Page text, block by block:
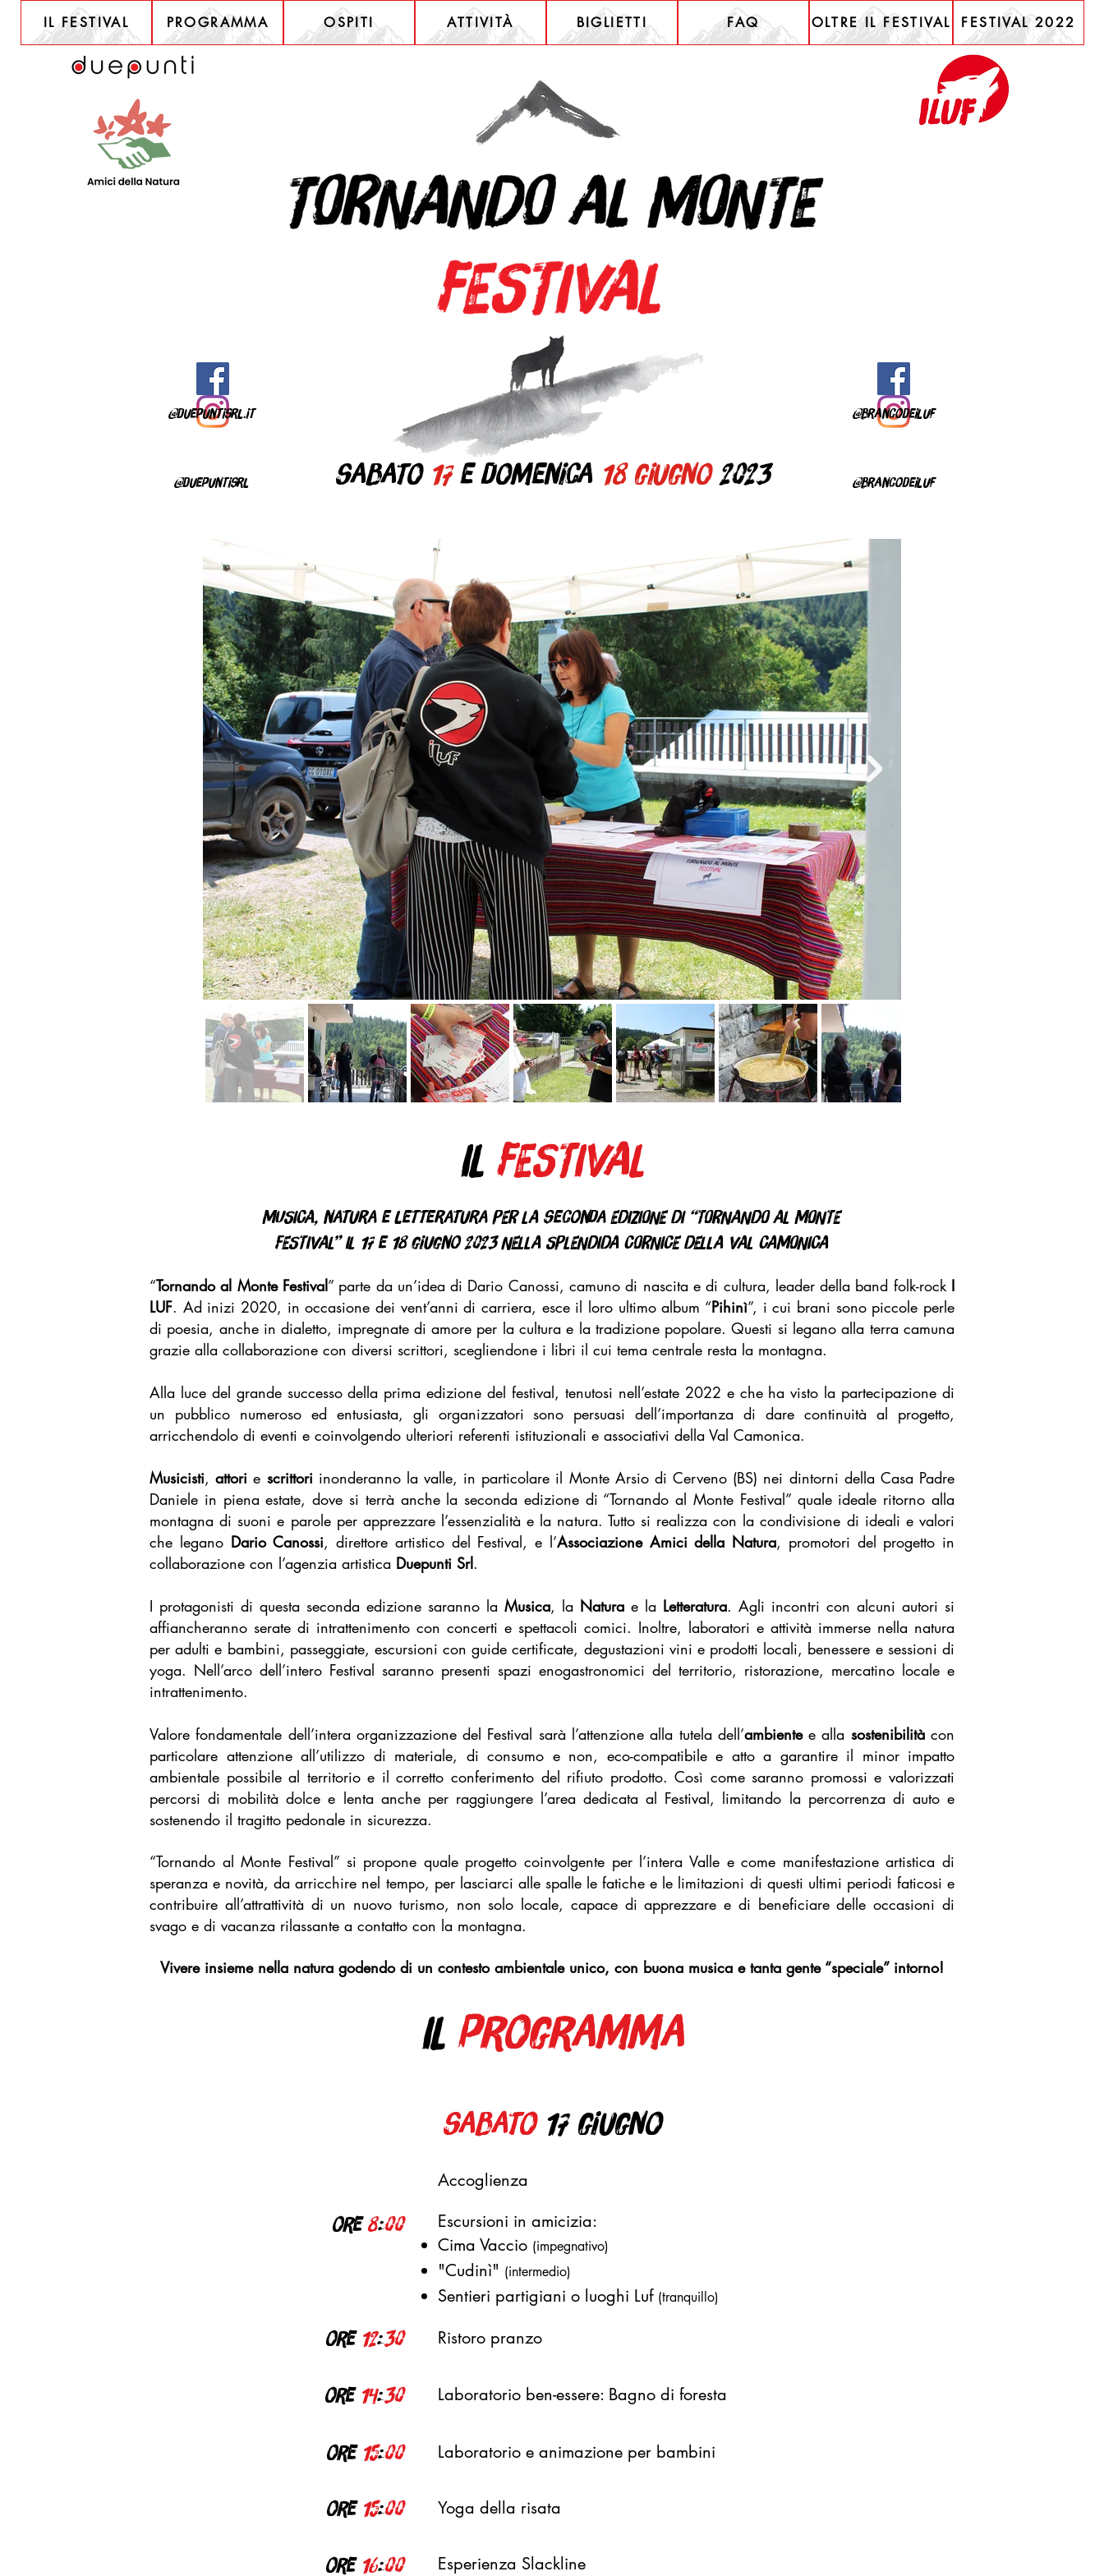
IL FESTIVAL PROGRAMMA OSPITI ATTIVITÀ BIGLIETTI FAQ OLTRE IL FESTIVAL FESTIVAL 2022
@duepuntisrl.it
@duepuntisrl sabato17e domenica18 giugno2023
@brancodeiluf
@brancodeiluf
IL FESTIVAL
MUSICA, natura e letteratura PER LA seconda EDIZIONE DI “TORNANDO AL MONTE
FESTIVAL” IL 17 e 18 giugno 2023 NELLA SPLENDIDA CORNICE DELLA VAL CAMONICA
“Tornando al Monte Festival” parte da un’idea di Dario Canossi, camuno di nascita e di cultura, leader della band folk-rock I
LUF. Ad inizi 2020, in occasione dei vent’anni di carriera, esce il loro ultimo album “Pihinì”, i cui brani sono piccole perle
di poesia, anche in dialetto, impregnate di amore per la cultura e la tradizione popolare. Questi si legano alla terra camuna
grazie alla collaborazione con diversi scrittori, scegliendone i libri il cui tema centrale resta la montagna.
Alla luce del grande successo della prima edizione del festival, tenutosi nell’estate 2022 e che ha visto la partecipazione di
un pubblico numeroso ed entusiasta, gli organizzatori sono persuasi dell’importanza di dare continuità al progetto,
arricchendolo di eventi e coinvolgendo ulteriori referenti istituzionali e associativi della Val Camonica.
Musicisti,attorie scrittori inonderanno la valle, in particolare il Monte Arsio di Cerveno (BS) nei dintorni della Casa Padre
Daniele in piena estate, dove si terrà anche la seconda edizione di “Tornando al Monte Festival” quale ideale ritorno alla
montagna di suoni e parole per apprezzare l’essenzialità e la natura. Tutto si realizza con la condivisione di ideali e valori
che legano Dario Canossi, direttore artistico del Festival, e l’Associazione Amici della Natura, promotori del progetto in
collaborazione con l’agenzia artistica Duepunti Srl.
I protagonisti di questa seconda edizione saranno la Musica, la Natura e la Letteratura. Agli incontri con alcuni autori si
affiancheranno serate di intrattenimento con concerti e spettacoli comici. Inoltre, laboratori e attività immerse nella natura
per adulti e bambini, passeggiate, escursioni con guide certificate, degustazioni vini e prodotti locali, benessere e sessioni di
yoga. Nell’arco dell’intero Festival saranno presenti spazi enogastronomici del territorio, ristorazione, mercatino locale e
intrattenimento.
Valore fondamentale dell’intera organizzazione del Festival sarà l’attenzione alla tutela dell’ambientee alla sostenibilitàcon
particolare attenzione all’utilizzo di materiale, di consumo e non, eco-compatibile e atto a garantire il minor impatto
ambientale possibile al territorio e il corretto conferimento del rifiuto prodotto. Così come saranno promossi e valorizzati
percorsi di mobilità dolce e lenta anche per raggiungere l’area dedicata al Festival, limitando la percorrenza di auto e
sostenendo il tragitto pedonale in sicurezza.
“Tornando al Monte Festival” si propone quale progetto coinvolgente per l’intera Valle e come manifestazione artistica di
speranza e novità, da arricchire nel tempo, per lasciarci alle spalle le fatiche e le limitazioni di questi ultimi periodi faticosi e
contribuire all’attrattività di un nuovo turismo, non solo locale, capace di apprezzare e di beneficiare delle occasioni di
svago e di vacanza rilassante a contatto con la montagna.
Vivere insieme nella natura godendo di un contesto ambientale unico, con buona musica e tanta gente “speciale” intorno!
IL programma
sabato 17 giugno
Accoglienza
ore8:00
Escursioni in amicizia:
Cima Vaccio (impegnativo)
"Cudinì" (intermedio)
Sentieri partigiani o luoghi Luf (tranquillo)
ore 12:30 Ristoro pranzo
ore 14:30 Laboratorio ben-essere: Bagno di foresta
ore 15:00 Laboratorio e animazione per bambini
ore 15:00 Yoga della risata
ore 16:00 Esperienza Slackline